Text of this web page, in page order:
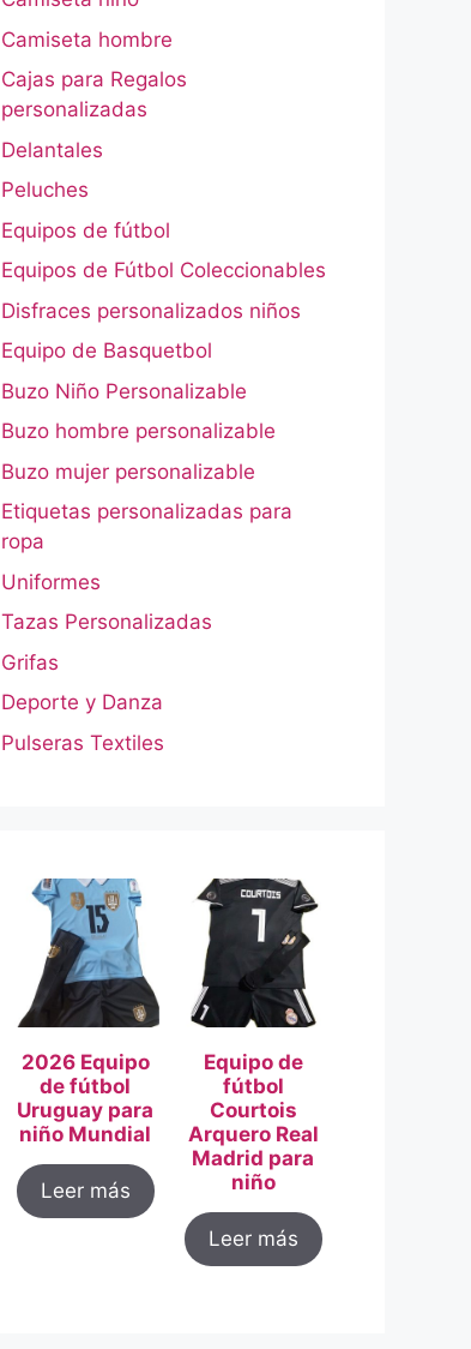
Camiseta hombre
Cajas para Regalos
personalizadas
Delantales
Peluches
Equipos de fútbol
Equipos de Fútbol Coleccionables
Disfraces personalizados niños
Equipo de Basquetbol
Buzo Niño Personalizable
Buzo hombre personalizable
Buzo mujer personalizable
Etiquetas personalizadas para
ropa
Uniformes
Tazas Personalizadas
Grifas
Deporte y Danza
Pulseras Textiles
2026 Equipo
de fútbol
Uruguay para
niño Mundial
Leer más
Equipo de
fútbol
Courtois
Arquero Real
Madrid para
niño
Leer más